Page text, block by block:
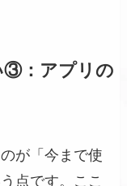
③：アプリの
が「今まで使
点です。ここ